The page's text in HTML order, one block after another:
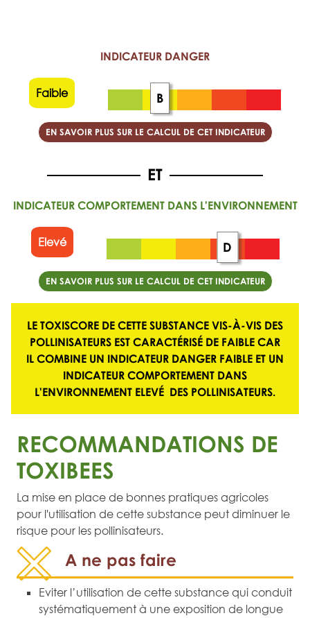
INDICATEUR DANGER
Faible B
EN SAVOIR PLUS SUR LE CALCUL DE CET INDICATEUR
INDICATEUR COMPORTEMENT DANS L'ENVIRONNEMENT
Elevé D
EN SAVOIR PLUS SUR LE CALCUL DE CET INDICATEUR
LE TOXISCORE DE CETTE SUBSTANCE VIS-À-VIS DES
POLLINISATEURS EST CARACTÉRISÉ DE FAIBLE CAR
IL COMBINE UN INDICATEUR DANGER FAIBLE ET UN
INDICATEUR COMPORTEMENT DANS
L'ENVIRONNEMENT ELEVÉ DES POLLINISATEURS.
RECOMMANDATIONS DE
TOXIBEES
La mise en place de bonnes pratiques agricoles
pour l'utilisation de cette substance peut diminuer le
risque pour les pollinisateurs.
A ne pas faire
Eviter l’utilisation de cette substance qui conduit
systématiquement à une exposition de longue